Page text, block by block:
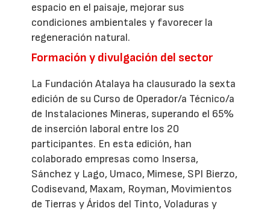
espacio en el paisaje, mejorar sus
condiciones ambientales y favorecer la
regeneración natural.
Formación y divulgación del sector
La Fundación Atalaya ha clausurado la sexta
edición de su Curso de Operador/a Técnico/a
de Instalaciones Mineras, superando el 65%
de inserción laboral entre los 20
participantes. En esta edición, han
colaborado empresas como Insersa,
Sánchez y Lago, Umaco, Mimese, SPI Bierzo,
Codisevand, Maxam, Royman, Movimientos
de Tierras y Áridos del Tinto, Voladuras y